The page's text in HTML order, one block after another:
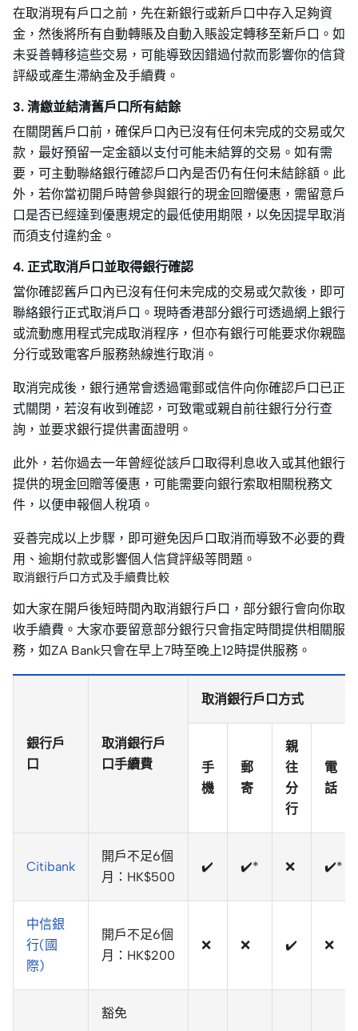
在取消現有戶口之前，先在新銀行或新戶口中存入足夠資
金，然後將所有自動轉賬及自動入賬設定轉移至新戶口。如
未妥善轉移這些交易，可能導致因錯過付款而影響你的信貸
評級或產生滯納金及手續費。
3. 清繳並結清舊戶口所有結餘
在關閉舊戶口前，確保戶口內已沒有任何未完成的交易或欠
款，最好預留一定金額以支付可能未結算的交易。如有需
要，可主動聯絡銀行確認戶口內是否仍有任何未結餘額。此
外，若你當初開戶時曾參與銀行的現金回贈優惠，需留意戶
口是否已經達到優惠規定的最低使用期限，以免因提早取消
而須支付違約金。
4. 正式取消戶口並取得銀行確認
當你確認舊戶口內已沒有任何未完成的交易或欠款後，即可
聯絡銀行正式取消戶口。現時香港部分銀行可透過網上銀行
或流動應用程式完成取消程序，但亦有銀行可能要求你親臨
分行或致電客戶服務熱線進行取消。
取消完成後，銀行通常會透過電郵或信件向你確認戶口已正
式關閉，若沒有收到確認，可致電或親自前往銀行分行查
詢，並要求銀行提供書面證明。
此外，若你過去一年曾經從該戶口取得利息收入或其他銀行
提供的現金回贈等優惠，可能需要向銀行索取相關稅務文
件，以便申報個人稅項。
妥善完成以上步驟，即可避免因戶口取消而導致不必要的費
用、逾期付款或影響個人信貸評級等問題。
取消銀行戶口方式及手續費比較
如大家在開戶後短時間內取消銀行戶口，部分銀行會向你取
收手續費。大家亦要留意部分銀行只會指定時間提供相關服
務，如ZA Bank只會在早上7時至晚上12時提供服務。
銀行戶
口
取消銀行戶
口手續費
取消銀行戶口方式
手
機
郵
寄
親
往
分
行
電
話
Citibank
開戶不足6個
月：HK$500
✔️ ✔️* ❌ ✔️*
中信銀
行(國
際)
開戶不足6個
月：HK$200
❌ ❌ ✔️ ❌
豁免